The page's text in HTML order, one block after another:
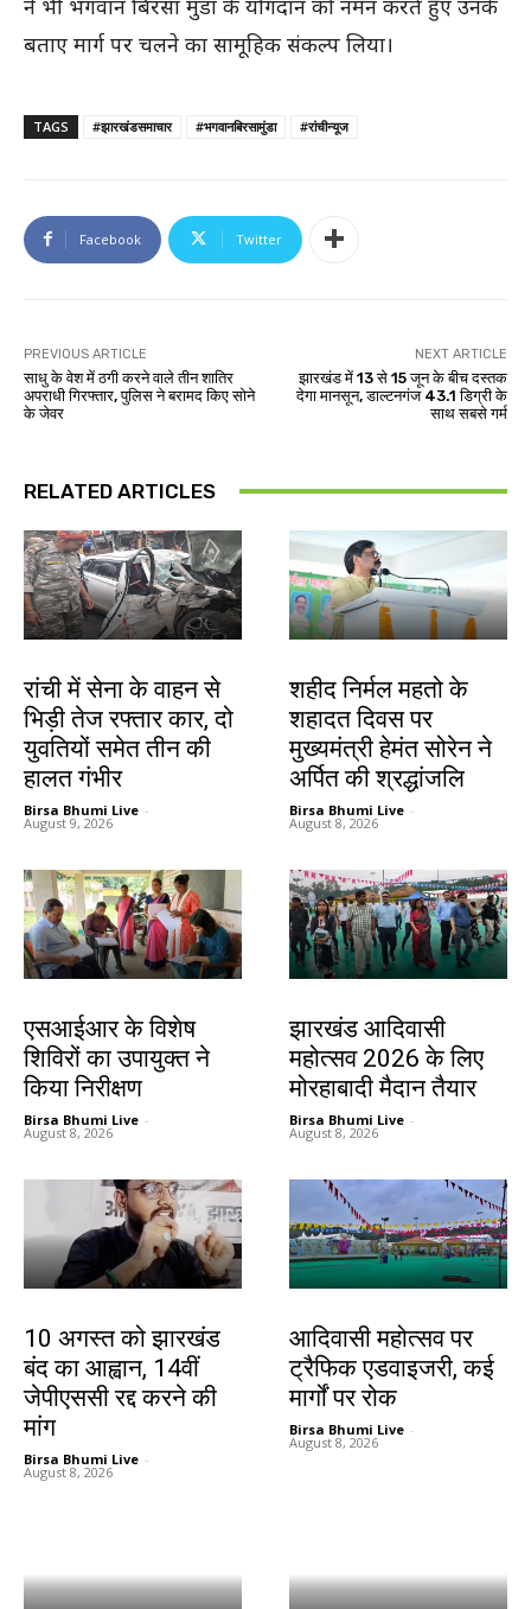
ने भी भगवान बिरसा मुंडा के योगदान को नमन करते हुए उनके
बताए मार्ग पर चलने का सामूहिक संकल्प लिया।
TAGS #झारखंडसमाचार #भगवानबिरसामुंडा #रांचीन्यूज
Facebook Twitter
PREVIOUS ARTICLE
साधु के वेश में ठगी करने वाले तीन शातिर
अपराधी गिरफ्तार, पुलिस ने बरामद किए सोने
के जेवर
NEXT ARTICLE
झारखंड में 13 से 15 जून के बीच दस्तक
देगा मानसून, डाल्टनगंज 43.1 डिग्री के
साथ सबसे गर्म
RELATED ARTICLES
रांची में सेना के वाहन से
भिड़ी तेज रफ्तार कार, दो
युवतियों समेत तीन की
हालत गंभीर
Birsa Bhumi Live -
August 9, 2026
शहीद निर्मल महतो के
शहादत दिवस पर
मुख्यमंत्री हेमंत सोरेन ने
अर्पित की श्रद्धांजलि
Birsa Bhumi Live -
August 8, 2026
एसआईआर के विशेष
शिविरों का उपायुक्त ने
किया निरीक्षण
Birsa Bhumi Live -
August 8, 2026
झारखंड आदिवासी
महोत्सव 2026 के लिए
मोरहाबादी मैदान तैयार
Birsa Bhumi Live -
August 8, 2026
10 अगस्त को झारखंड
बंद का आह्वान, 14वीं
जेपीएससी रद्द करने की
मांग
Birsa Bhumi Live -
August 8, 2026
आदिवासी महोत्सव पर
ट्रैफिक एडवाइजरी, कई
मार्गों पर रोक
Birsa Bhumi Live -
August 8, 2026